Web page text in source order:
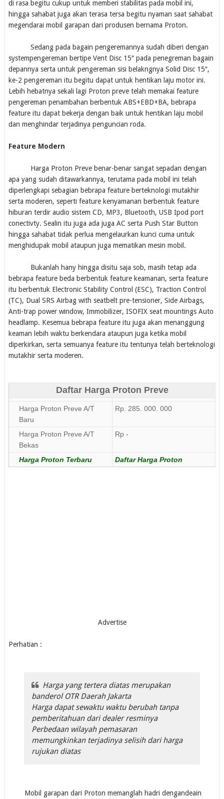
di rasa begitu cukup untuk memberi stabilitas pada mobil ini,
hingga sahabat juga akan terasa tersa begitu nyaman saat sahabat
megendarai mobil garapan dari produsen bernama Proton.
Sedang pada bagain pengeremannya sudah diberi dengan
systempengereman bertipe Vent Disc 15″ pada penegreman bagain
depannya serta untuk pengereman sisi belakngnya Solid Disc 15″,
ke-2 pengereman itu begitu dapat untuk hentikan laju motor ini.
Lebih hebatnya sekali lagi Proton preve telah memakai feature
pengereman penambahan berbentuk ABS+EBD+BA, bebrapa
feature itu dapat bekerja dengan baik untuk hentikan laju mobil
dan menghindar terjadinya penguncian roda.
Feature Modern
Harga Proton Preve benar-benar sangat sepadan dengan
apa yang sudah ditawarkannya, terutama pada mobil ini telah
diperlengkapi sebagian bebrapa feature berteknologi mutakhir
serta moderen, seperti feature kenyamanan berbentuk feature
hiburan terdir audio sistem CD, MP3, Bluetooth, USB Ipod port
conectivty. Sealin itu juga ada juga AC serta Push Star Button
hingga sahabat tidak perlua mengelaurkan kunci cuma untuk
menghidupak mobil ataupun juga mematikan mesin mobil.
Bukanlah hany hingga disitu saja sob, masih tetap ada
bebrapa feature beda berbentuk feature keamanan, serta feature
itu berbentuk Electronic Stability Control (ESC), Traction Control
(TC), Dual SRS Airbag with seatbelt pre-tensioner, Side Airbags,
Anti-trap power window, Immobilizer, ISOFIX seat mountings Auto
headlamp. Kesemua bebrapa feature itu juga akan menanggung
keaman lebih waktu berkendara ataupun juga ketika mobil
diperkirkan, serta semuanya feature itu tentunya telah berteknologi
mutakhir serta moderen.
Daftar Harga Proton Preve
Harga Proton Preve A/T
Baru
Rp. 285. 000. 000
Harga Proton Preve A/T
Bekas
Rp -
Harga Proton Terbaru Daftar Harga Proton
Advertise
Perhatian :
Harga yang tertera diatas merupakan
banderol OTR Daerah Jakarta
Harga dapat sewaktu waktu berubah tanpa
pemberitahuan dari dealer resminya
Perbedaan wilayah pemasaran
memungkinkan terjadinya selisih dari harga
rujukan diatas
Mobil garapan dari Proton memanglah hadri dengandeain